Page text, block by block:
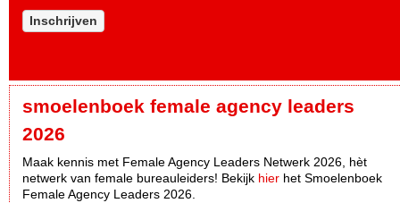
Inschrijven
smoelenboek female agency leaders
2026
Maak kennis met Female Agency Leaders Netwerk 2026, hèt
netwerk van female bureauleiders! Bekijk hier het Smoelenboek
Female Agency Leaders 2026.